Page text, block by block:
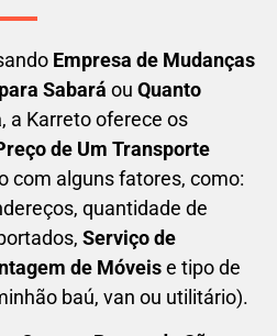
Empresa de Mudanças
Sabará ou Quanto
, a Karreto oferece os
de Um Transporte
com alguns fatores, como:
quantidade de
Serviço de
de Móveise tipo de
baú, van ou utilitário).